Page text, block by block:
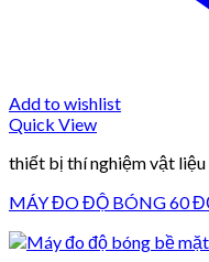
Add to wishlist
Quick View
thiết bị thí nghiệm vật
MÁY ĐO ĐỘ BÓNG 60